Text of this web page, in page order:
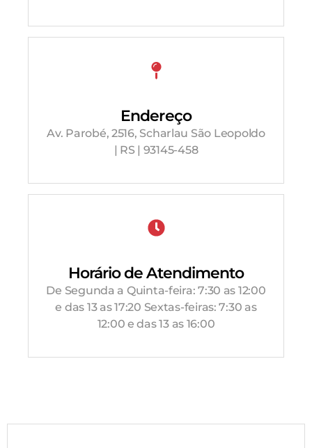
Endereço
Av. Parobé, 2516, Scharlau São Leopoldo
| RS | 93145-458
Horário de Atendimento
De Segunda a Quinta-feira: 7:30 as 12:00
e das 13 as 17:20 Sextas-feiras: 7:30 as
12:00 e das 13 as 16:00